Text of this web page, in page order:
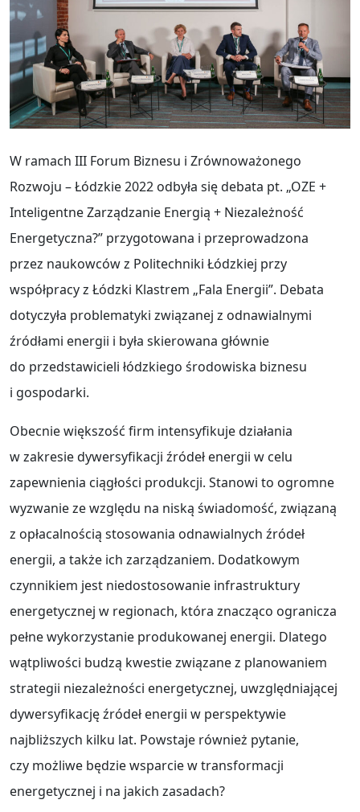
W ramach III Forum Biznesu i Zrównoważonego
Rozwoju – Łódzkie 2022 odbyła się debata pt. „OZE +
Inteligentne Zarządzanie Energią + Niezależność
Energetyczna?” przygotowana i przeprowadzona
przez naukowców z Politechniki Łódzkiej przy
współpracy z Łódzki Klastrem „Fala Energii”. Debata
dotyczyła problematyki związanej z odnawialnymi
źródłami energii i była skierowana głównie
do przedstawicieli łódzkiego środowiska biznesu
i gospodarki.
Obecnie większość firm intensyfikuje działania
w zakresie dywersyfikacji źródeł energii w celu
zapewnienia ciągłości produkcji. Stanowi to ogromne
wyzwanie ze względu na niską świadomość, związaną
z opłacalnością stosowania odnawialnych źródeł
energii, a także ich zarządzaniem. Dodatkowym
czynnikiem jest niedostosowanie infrastruktury
energetycznej w regionach, która znacząco ogranicza
pełne wykorzystanie produkowanej energii. Dlatego
wątpliwości budzą kwestie związane z planowaniem
strategii niezależności energetycznej, uwzględniającej
dywersyfikację źródeł energii w perspektywie
najbliższych kilku lat. Powstaje również pytanie,
czy możliwe będzie wsparcie w transformacji
energetycznej i na jakich zasadach?